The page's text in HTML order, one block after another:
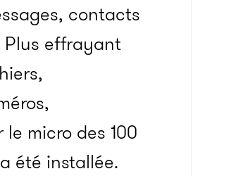
contacts
Plus effrayant
micro des 100
été installée.